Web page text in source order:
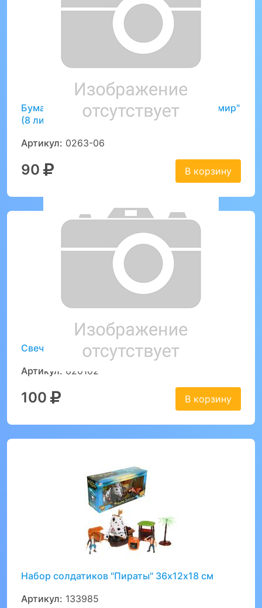
Бумага цветная для оригами "Подводный мир"
(8 листов)
Артикул: 0263-06
90 В корзину
Свечи Яркое ассорти, 6 см, 24 шт
Артикул: 620102
100 В корзину
Набор солдатиков "Пираты" 36х12х18 см
Артикул: 133985